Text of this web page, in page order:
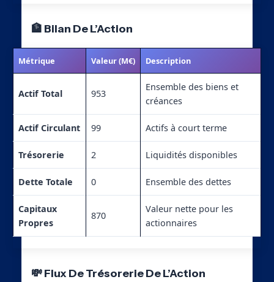
🏦 Bilan De L’Action
Métrique Valeur (M€) Description
Actif Total 953
Ensemble des biens et
créances
Actif Circulant 99 Actifs à court terme
Trésorerie 2 Liquidités disponibles
Dette Totale 0 Ensemble des dettes
Capitaux
Propres
870
Valeur nette pour les
actionnaires
💸 Flux De Trésorerie De L’Action